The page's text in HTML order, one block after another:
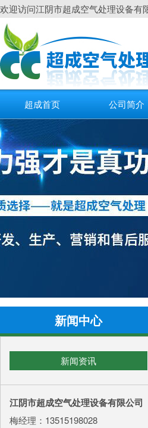
欢迎访问江阴市超成空气处理设备有
超成首页 公司简介
新闻中心
新闻资讯
江阴市超成空气处理设备有限公司
梅经理：13515198028